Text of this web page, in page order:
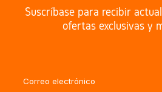
Suscríbase para recibir
ofertas exclusivas y